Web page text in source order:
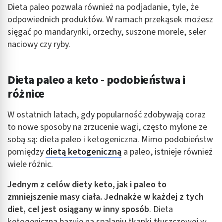
Dieta paleo pozwala również na podjadanie, tyle, że
odpowiednich produktów. W ramach przekąsek możesz
sięgać po mandarynki, orzechy, suszone morele, seler
naciowy czy ryby.
Dieta paleo a keto - podobieństwa i
różnice
W ostatnich latach, gdy popularność zdobywają coraz
to nowe sposoby na zrzucenie wagi, często mylone ze
sobą są: dieta paleo i ketogeniczna. Mimo podobieństw
pomiędzy dietą ketogeniczną a paleo, istnieje również
wiele różnic.
Jednym z celów diety keto, jak i paleo to
zmniejszenie masy ciała. Jednakże w każdej z tych
diet, cel jest osiągany w inny sposób. Dieta